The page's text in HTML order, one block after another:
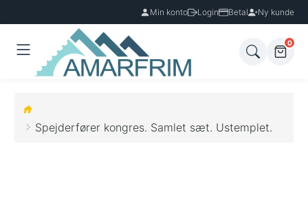
Min konto Login Betal Ny kunde
0
Spejderfører kongres. Samlet sæt. Ustemplet.